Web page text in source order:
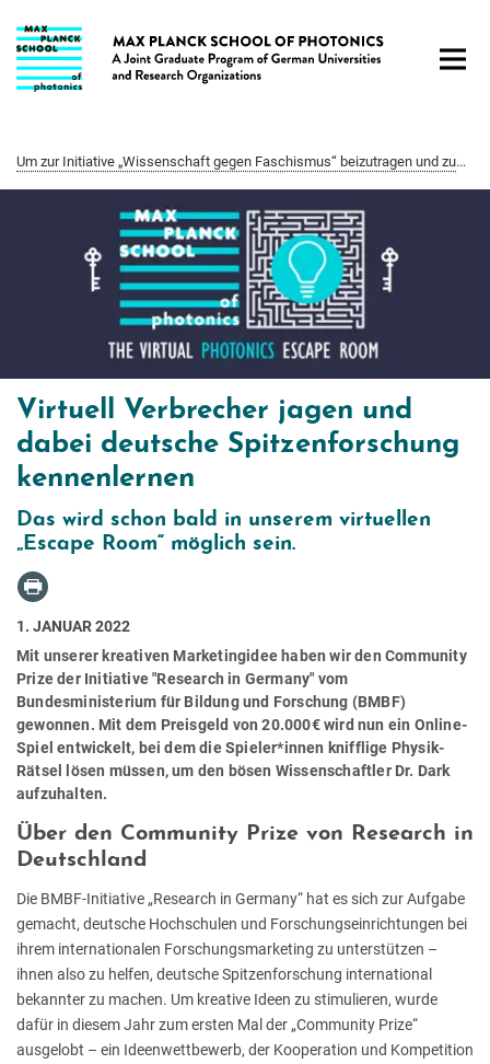
Um zur Initiative „Wissenschaft gegen Faschismus“ beizutragen und zum Nachdenken und Diskutieren anzuregen, hat unser MPSP Fellow Prof. Gerhard Paulus Antworten auf 7 Fragen zum Thema „Wie Nationalismus und verschärfte Migrationspolitik internationale Studierende verunsichern — und damit Forschung, Innovation und Hochtechnologie in Deutschland beeinflussen“ gegeben.
Virtuell Verbrecher jagen und
dabei deutsche Spitzenforschung
kennenlernen
Das wird schon bald in unserem virtuellen
„Escape Room“ möglich sein.
1. JANUAR 2022
Mit unserer kreativen Marketingidee haben wir den Community
Prize der Initiative "Research in Germany" vom
Bundesministerium für Bildung und Forschung (BMBF)
gewonnen. Mit dem Preisgeld von 20.000€ wird nun ein Online-
Spiel entwickelt, bei dem die Spieler*innen knifflige Physik-
Rätsel lösen müssen, um den bösen Wissenschaftler Dr. Dark
aufzuhalten.
Über den Community Prize von Research in
Deutschland
Die BMBF-Initiative „Research in Germany“ hat es sich zur Aufgabe
gemacht, deutsche Hochschulen und Forschungseinrichtungen bei
ihrem internationalen Forschungsmarketing zu unterstützen –
ihnen also zu helfen, deutsche Spitzenforschung international
bekannter zu machen. Um kreative Ideen zu stimulieren, wurde
dafür in diesem Jahr zum ersten Mal der „Community Prize“
ausgelobt – ein Ideenwettbewerb, der Kooperation und Kompetition